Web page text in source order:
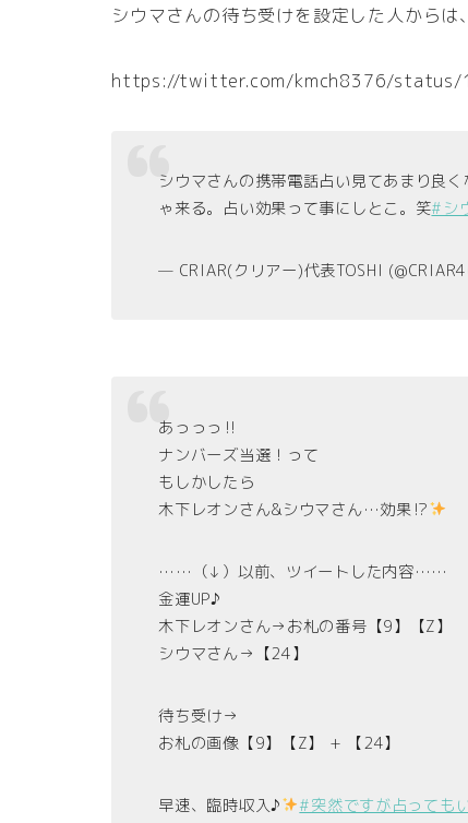
シウマさんの待ち受けを設定した人からは
https://twitter.com/kmch8376/status/
シウマさんの携帯電話占い見てあまり良
ゃ来る。占い効果って事にしとこ。笑#シ
— CRIAR(クリアー)代表TOSHI
あっっっ‼︎
ナンバーズ当選！って
もしかしたら
木下レオンさん&シウマさん…効果⁉︎
……（↓）以前、ツイートした内容……
金運UP♪
木下レオンさん→お札の番号【9】【Z】
シウマさん→【24】
待ち受け→
お札の画像【9】【Z】 + 【24】
早速、臨時収入♪ #突然ですが占っても